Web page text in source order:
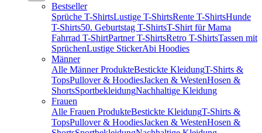
Bestseller
Sprüche T-ShirtsLustige T-ShirtsRente T-ShirtsHunde
T-Shirts50. Geburtstag T-ShirtsT-Shirt für Mama
Fahrrad T-ShirtPartner T-ShirtsRetro T-ShirtsTassen mit
SprüchenLustige StickerAbi Hoodies
Männer
Alle Männer ProdukteBestickte KleidungT-Shirts &
TopsPullover & HoodiesJacken & WestenHosen &
ShortsSportbekleidungNachhaltige Kleidung
Frauen
Alle Frauen ProdukteBestickte KleidungT-Shirts &
TopsPullover & HoodiesJacken & WestenHosen &